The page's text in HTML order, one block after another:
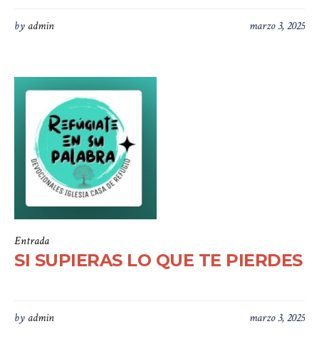
marzo 3, 2025
by admin
Entrada
SI SUPIERAS LO QUE TE PIERDES
marzo 3, 2025
by admin